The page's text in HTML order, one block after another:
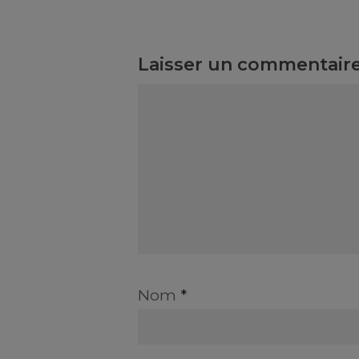
Laisser un
Nom *